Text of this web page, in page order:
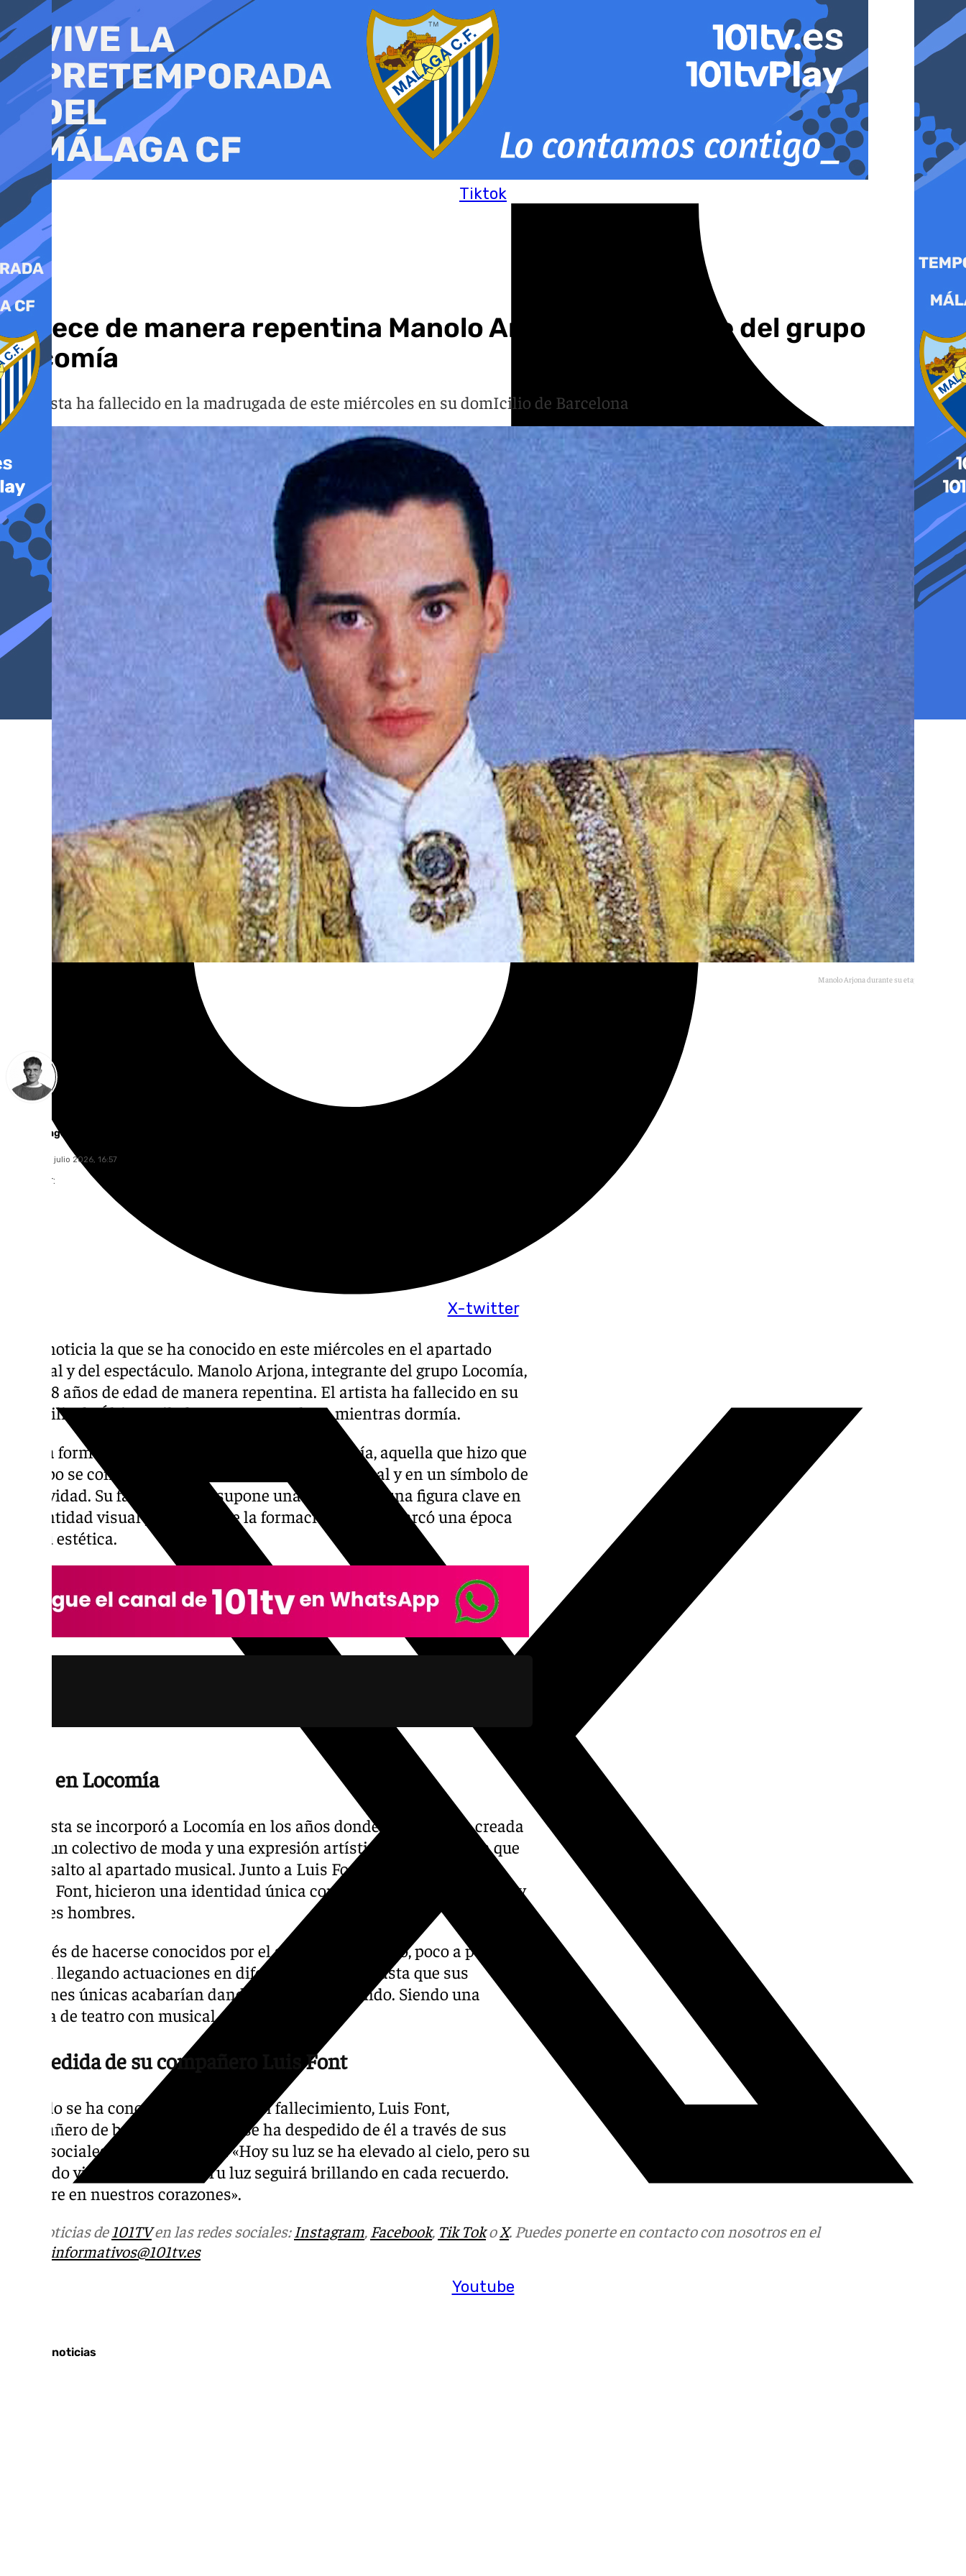
al
contenido
Tiktok
X-twitter
Youtube
Cultura
Fallece de manera repentina Manolo Arjona, integrante del grupo
Locomía
El artista ha fallecido en la madrugada de este miércoles en su domIcilio de Barcelona
Manolo Arjona durante su etapa en Locomía
Jorge Aragón
miércoles, 1 julio 2026, 16:57
Compartir:
Mala noticia la que se ha conocido en este miércoles en el apartado
musical y del espectáculo. Manolo Arjona, integrante del grupo Locomía,
a los 58 años de edad de manera repentina. El artista ha fallecido en su
domicilio de Áltima Viladecans en Barcelona mientras dormía.
Arjona formó parte de la primera etapa de Locomía, aquella que hizo que
el grupo se convirtiera en un fenómeno internacional y en un símbolo de
creatividad. Su fallecimiento supone una pérdida de una figura clave en
la identidad visual y escénica de la formación ya que marcó una época
con su estética.
Años en Locomía
El artista se incorporó a Locomía en los años donde la banda fue creada
como un colectivo de moda y una expresión artística en Ibiza hasta que
dio el salto al apartado musical. Junto a Luis Font, Gard Passchier y
Xavier Font, hicieron una identidad única con sus trajes estructurados y
grandes hombres.
Después de hacerse conocidos por el apartados estético, poco a poco
fueron llegando actuaciones en diferentes lugares hasta que sus
imágenes únicas acabarían dando la vuelta al mundo. Siendo una
mezcla de teatro con musical.
Despedida de su compañero Luis Font
Cuando se ha conocido la noticia del fallecimiento, Luis Font,
compañero de banda de Manolo, se ha despedido de él a través de sus
redes sociales con lo siguiente: «Hoy su luz se ha elevado al cielo, pero su
recuerdo vive con nosotros. Tu luz seguirá brillando en cada recuerdo.
Siempre en nuestros corazones».
Más noticias de101TVen las redes sociales:Instagram, Facebook, Tik TokoX. Puedes ponerte en contacto con nosotros en el
informativos@101tv.es
Últimas noticias